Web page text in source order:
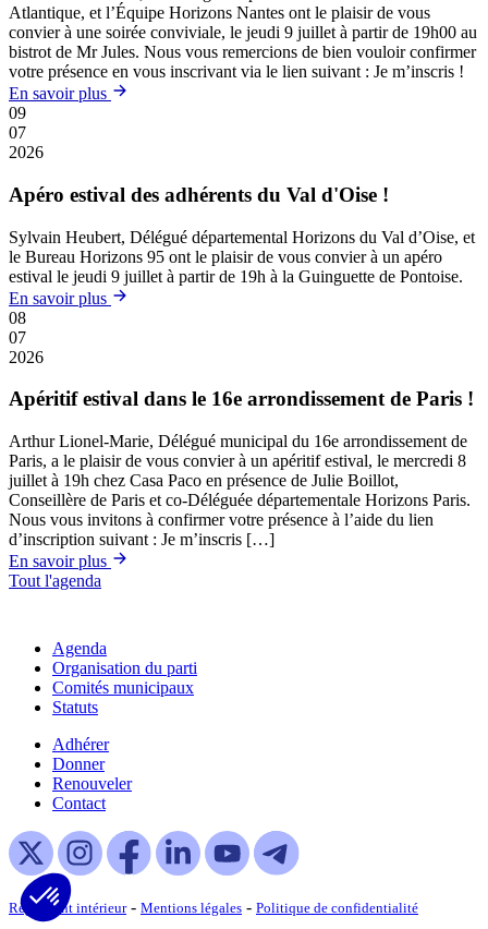
Atlantique, et l’Équipe Horizons Nantes ont le plaisir de vous
convier à une soirée conviviale, le jeudi 9 juillet à partir de 19h00 au
bistrot de Mr Jules. Nous vous remercions de bien vouloir confirmer
votre présence en vous inscrivant via le lien suivant : Je m’inscris !
En savoir plus
09
07
2026
Apéro estival des adhérents du Val d'Oise !
Sylvain Heubert, Délégué départemental Horizons du Val d’Oise, et
le Bureau Horizons 95 ont le plaisir de vous convier à un apéro
estival le jeudi 9 juillet à partir de 19h à la Guinguette de Pontoise.
En savoir plus
08
07
2026
Apéritif estival dans le 16e arrondissement de Paris !
Arthur Lionel-Marie, Délégué municipal du 16e arrondissement de
Paris, a le plaisir de vous convier à un apéritif estival, le mercredi 8
juillet à 19h chez Casa Paco en présence de Julie Boillot,
Conseillère de Paris et co-Déléguée départementale Horizons Paris.
Nous vous invitons à confirmer votre présence à l’aide du lien
d’inscription suivant : Je m’inscris […]
En savoir plus
Tout l'agenda
Agenda
Organisation du parti
Comités municipaux
Statuts
Adhérer
Donner
Renouveler
Contact
Règlement intérieur - Mentions légales - Politique de confidentialité